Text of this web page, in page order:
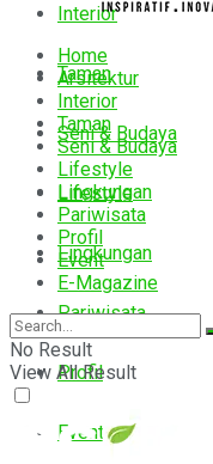
Interior
Taman
Seni & Budaya
Lifestyle
Lingkungan
Pariwisata
Profil
Event
Home
Arsitektur
Interior
Taman
Seni & Budaya
Lifestyle
Lingkungan
Pariwisata
Profil
Event
E-Magazine
No Result
View All Result